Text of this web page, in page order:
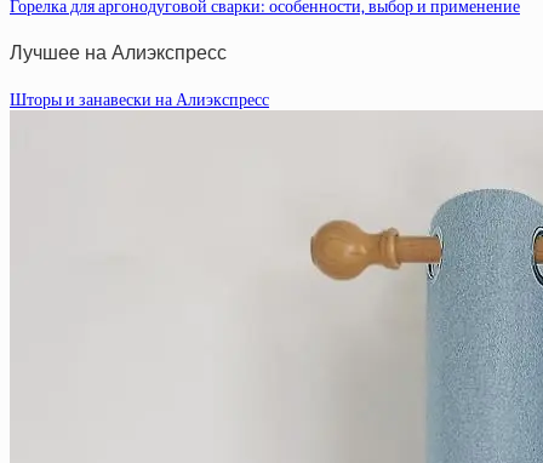
Горелка для аргонодуговой сварки: особенности, выбор и применение
Лучшее на Алиэкспресс
Шторы и занавески на Алиэкспресс